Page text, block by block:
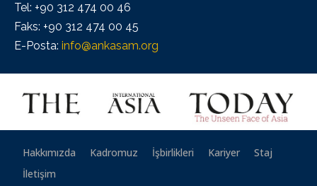
Tel: +90 312 474 00 46
Faks: +90 312 474 00 45
E-Posta: info@ankasam.org
Hakkımızda Kadromuz İşbirlikleri Kariyer
Staj
İletişim